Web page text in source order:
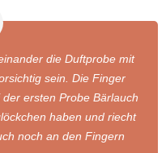
die Duftprobe mit
sein. Die Finger
ersten Probe Bärlauch
haben und riecht
noch an den Fingern